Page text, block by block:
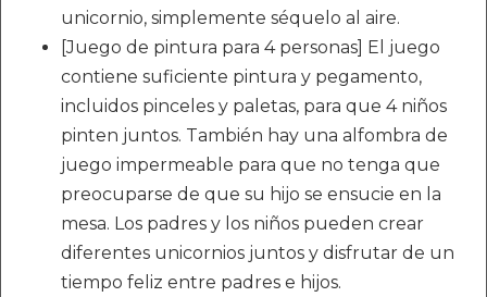
unicornio, simplemente séquelo al aire.
[Juego de pintura para 4 personas] El juego
contiene suficiente pintura y pegamento,
incluidos pinceles y paletas, para que 4 niños
pinten juntos. También hay una alfombra de
juego impermeable para que no tenga que
preocuparse de que su hijo se ensucie en la
mesa. Los padres y los niños pueden crear
diferentes unicornios juntos y disfrutar de un
tiempo feliz entre padres e hijos.